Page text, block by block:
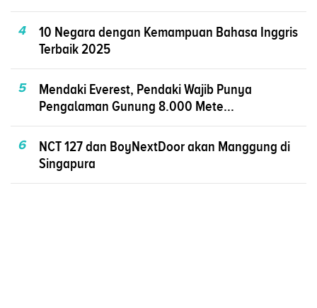
4
10 Negara dengan Kemampuan Bahasa Inggris
Terbaik 2025
5
Mendaki Everest, Pendaki Wajib Punya
Pengalaman Gunung 8.000 Mete...
6
NCT 127 dan BoyNextDoor akan Manggung di
Singapura